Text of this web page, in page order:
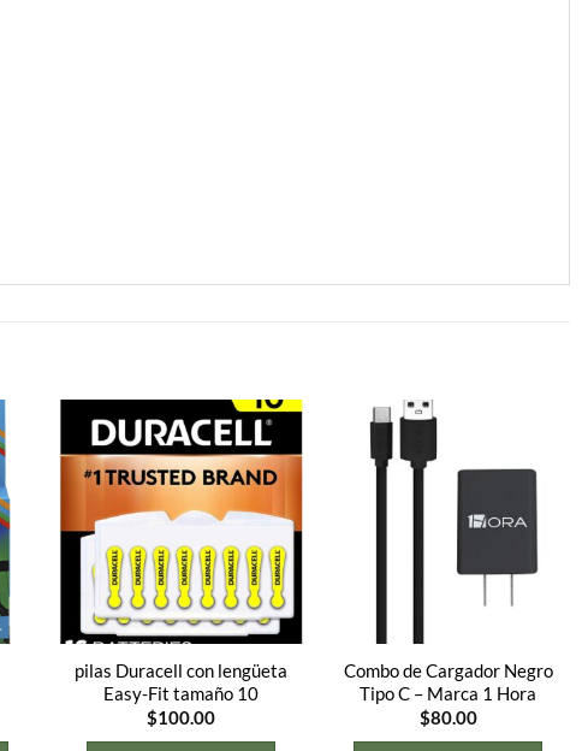
pilas Duracell con lengüeta
Easy-Fit tamaño 10
$100.00
Combo de Cargador Negro
Tipo C – Marca 1 Hora
$80.00